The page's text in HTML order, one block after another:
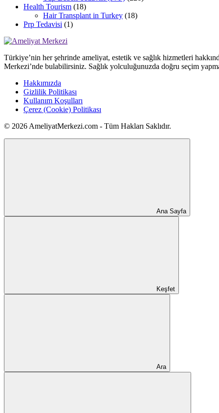
Health Tourism (18)
Hair Transplant in Turkey (18)
Prp Tedavisi (1)
Türkiye’nin her şehrinde ameliyat, estetik ve sağlık hizmetleri
Merkezi’nde bulabilirsiniz. Sağlık yolculuğunuzda doğru seçim
Hakkımızda
Gizlilik Politikası
Kullanım Koşulları
Çerez (Cookie) Politikası
© 2026 AmeliyatMerkezi.com - Tüm Hakları Saklıdır.
Ana Sayfa
Keşfet
Ara